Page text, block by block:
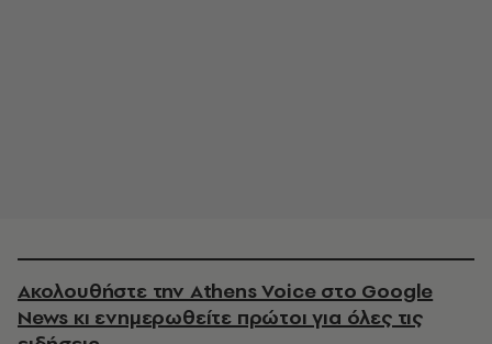
Ακολουθήστε την Athens Voice στο Google
News κι ενημερωθείτε πρώτοι για όλες τις